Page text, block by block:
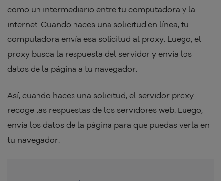
como un intermediario entre tu computadora y la
internet. Cuando haces una solicitud en línea, tu
computadora envía esa solicitud al proxy. Luego, el
proxy busca la respuesta del servidor y envía los
datos de la página a tu navegador.
Así, cuando haces una solicitud, el servidor proxy
recoge las respuestas de los servidores web. Luego,
envía los datos de la página para que puedas verla en
tu navegador.